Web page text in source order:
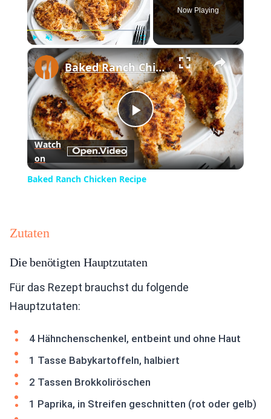
Unmute Fullscreen
Now Playing
×
Play
Video
Baked Ranch Chicken Recipe
Watch
on
Baked Ranch Chicken Recipe
Zutaten
Die benötigten Hauptzutaten
Für das Rezept brauchst du folgende
Hauptzutaten:
4 Hähnchenschenkel, entbeint und ohne Haut
1 Tasse Babykartoffeln, halbiert
2 Tassen Brokkoliröschen
1 Paprika, in Streifen geschnitten (rot oder gelb)